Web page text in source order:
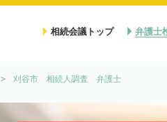
相続会議トップ 弁護士
刈谷市 相続人調査 弁護士